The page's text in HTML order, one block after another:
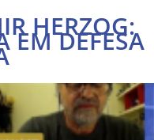
HERZOG:
EM DEFESA